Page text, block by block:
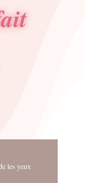
les yeux